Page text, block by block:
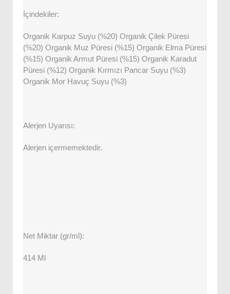
İçindekiler:
Organik Karpuz Suyu (%20) Organik Çilek Püresi
(%20) Organik Muz Püresi (%15) Organik Elma Püresi
(%15) Organik Armut Püresi (%15) Organik Karadut
Püresi (%12) Organik Kırmızı Pancar Suyu (%3)
Organik Mor Havuç Suyu (%3)
Alerjen Uyarısı:
Alerjen içermemektedir.
Net Miktar (gr/ml):
414 Ml